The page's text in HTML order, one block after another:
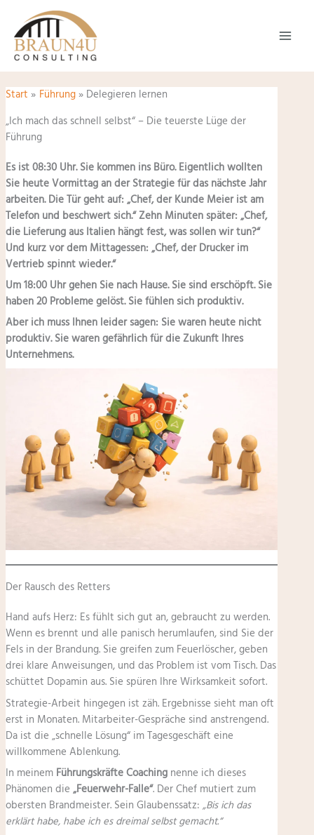
Inhalt
springen
Start Führung
Delegieren lernen
„Ich mach das schnell selbst“ – Die teuerste Lüge der
Führung
Es ist 08:30 Uhr. Sie kommen ins Büro. Eigentlich wollten
Sie heute Vormittag an der Strategie für das nächste Jahr
arbeiten. Die Tür geht auf: „Chef, der Kunde Meier ist am
Telefon und beschwert sich.“ Zehn Minuten später: „Chef,
die Lieferung aus Italien hängt fest, was sollen wir tun?“
Und kurz vor dem Mittagessen: „Chef, der Drucker im
Vertrieb spinnt wieder.“
Um 18:00 Uhr gehen Sie nach Hause. Sie sind erschöpft. Sie
haben 20 Probleme gelöst. Sie fühlen sich produktiv.
Aber ich muss Ihnen leider sagen: Sie waren heute nicht
produktiv. Sie waren gefährlich für die Zukunft Ihres
Unternehmens.
Der Rausch des Retters
Hand aufs Herz: Es fühlt sich gut an, gebraucht zu werden.
Wenn es brennt und alle panisch herumlaufen, sind Sie der
Fels in der Brandung. Sie greifen zum Feuerlöscher, geben
drei klare Anweisungen, und das Problem ist vom Tisch. Das
schüttet Dopamin aus. Sie spüren Ihre Wirksamkeit sofort.
Strategie-Arbeit hingegen ist zäh. Ergebnisse sieht man oft
erst in Monaten. Mitarbeiter-Gespräche sind anstrengend.
Da ist die „schnelle Lösung“ im Tagesgeschäft eine
willkommene Ablenkung.
In meinem Führungskräfte Coachingnenne ich dieses
Phänomen die „Feuerwehr-Falle“. Der Chef mutiert zum
obersten Brandmeister. Sein Glaubenssatz: „Bis ich das
erklärt habe, habe ich es dreimal selbst gemacht.“